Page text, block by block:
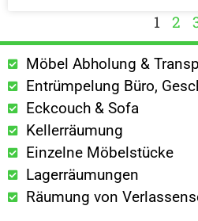
1 2
Möbel Abholung &
Entrümpelung Büro,
Eckcouch & Sofa
Kellerräumung
Einzelne Möbelstücke
Lagerräumungen
Räumung von